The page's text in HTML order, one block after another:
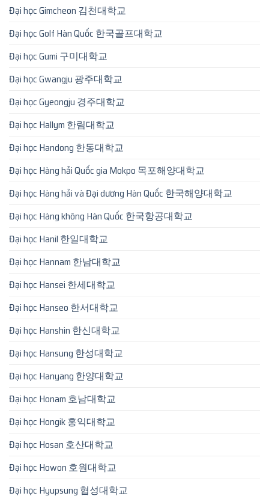
Đại học Gimcheon 김천대학교
Đại học Golf Hàn Quốc 한국골프대학교
Đại học Gumi 구미대학교
Đại học Gwangju 광주대학교
Đại học Gyeongju 경주대학교
Đại học Hallym 한림대학교
Đại học Handong 한동대학교
Đại học Hàng hải Quốc gia Mokpo 목포해양대학교
Đại học Hàng hải và Đại dương Hàn Quốc 한국해양대학교
Đại học Hàng không Hàn Quốc 한국항공대학교
Đại học Hanil 한일대학교
Đại học Hannam 한남대학교
Đại học Hansei 한세대학교
Đại học Hanseo 한서대학교
Đại học Hanshin 한신대학교
Đại học Hansung 한성대학교
Đại học Hanyang 한양대학교
Đại học Honam 호남대학교
Đại học Hongik 홍익대학교
Đại học Hosan 호산대학교
Đại học Howon 호원대학교
Đại học Hyupsung 협성대학교